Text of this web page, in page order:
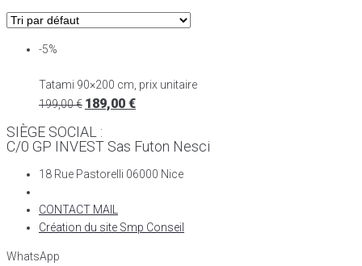
-5%
Tatami 90×200 cm, prix unitaire
199,00€ 189,00 €
SIÈGE SOCIAL :
C/0 GP INVEST Sas Futon Nesci
18 Rue Pastorelli 06000 Nice
CONTACT MAIL
Création du site Smp Conseil
WhatsApp